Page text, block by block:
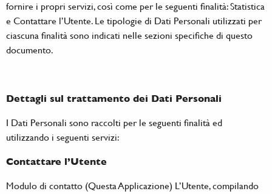
fornire i propri servizi, così come per le seguenti finalità: Statistica
e Contattare l’Utente. Le tipologie di Dati Personali utilizzati per
ciascuna finalità sono indicati nelle sezioni specifiche di questo
documento.
Dettagli sul trattamento dei Dati Personali
I Dati Personali sono raccolti per le seguenti finalità ed
utilizzando i seguenti servizi:
Contattare l’Utente
Modulo di contatto (Questa Applicazione) L’Utente, compilando